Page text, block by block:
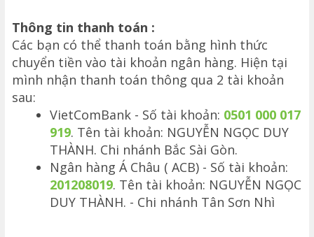
Thông tin thanh toán :
Các bạn có thể thanh toán bằng hình thức
chuyển tiền vào tài khoản ngân hàng. Hiện tại
mình nhận thanh toán thông qua 2 tài khoản
sau:
VietComBank - Số tài khoản: 0501 000 017
919. Tên tài khoản: NGUYỄN NGỌC DUY
THÀNH. Chi nhánh Bắc Sài Gòn.
Ngân hàng Á Châu ( ACB) - Số tài khoản:
201208019. Tên tài khoản: NGUYỄN NGỌC
DUY THÀNH. - Chi nhánh Tân Sơn Nhì